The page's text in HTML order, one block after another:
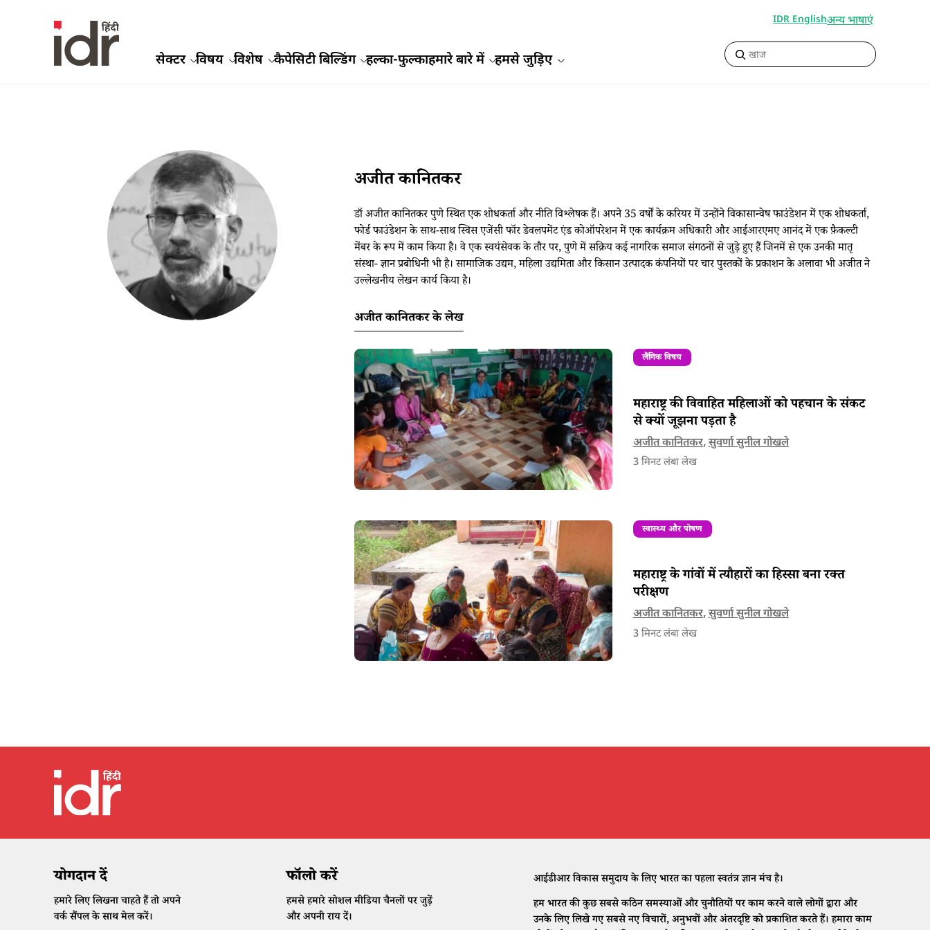
सेक्टर विषय विशेष कैपेसिटी बिल्डिंग हल्का-फुल्काहमारे बारे में हमसे जुड़िए
IDR Englishअन्य भाषाएं
अजीत कानितकर
डॉ अजीत कानितकर पुणे स्थित एक शोधकर्ता और नीति विश्लेषक हैं। अपने 35 वर्षों के करियर में उन्होंने विकासान्वेष फाउंडेशन में एक शोधकर्ता,
फोर्ड फाउंडेशन के साथ-साथ स्विस एजेंसी फॉर डेवलपमेंट एंड कोऑपरेशन में एक कार्यक्रम अधिकारी और आईआरएमए आनंद में एक फ़ैकल्टी
मेंबर के रूप में काम किया है। वे एक स्वयंसेवक के तौर पर, पुणे में सक्रिय कई नागरिक समाज संगठनों से जुड़े हुए हैं जिनमें से एक उनकी मातृ
संस्था- ज्ञान प्रबोधिनी भी है। सामाजिक उद्यम, महिला उद्यमिता और किसान उत्पादक कंपनियों पर चार पुस्तकों के प्रकाशन के अलावा भी अजीत ने
उल्लेखनीय लेखन कार्य किया है।
अजीत कानितकर के लेख
लैंगिक विषय
महाराष्ट्र की विवाहित महिलाओं को पहचान के संकट
से क्यों जूझना पड़ता है
अजीत कानितकर, सुवर्णा सुनील गोखले
3मिनट लंबा लेख
स्वास्थ्य और पोषण
महाराष्ट्र के गांवों में त्यौहारों का हिस्सा बना रक्त
परीक्षण
अजीत कानितकर,सुवर्णा सुनील गोखले
3मिनट लंबा लेख
योगदान दें
हमारे लिए लिखना चाहते हैं तो अपने
वर्क सैंपल के साथ मेल करें।
आईडीआर विकास समुदाय के लिए भारत का पहला स्वतंत्र ज्ञान मंच है।
हम भारत की कुछ सबसे कठिन समस्याओं और चुनौतियों पर काम करने वाले लोगों द्वारा और
उनके लिए लिखे गए सबसे नए विचारों, अनुभवों और अंतरदृष्टि को प्रकाशित करते हैं। हमारा काम
फॉलो करें
हमसे हमारे सोशल मीडिया चैनलों पर जुड़ें
और अपनी राय दें।